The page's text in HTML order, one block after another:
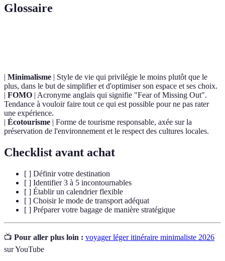
Glossaire
| Minimalisme | Style de vie qui privilégie le moins plutôt que le
plus, dans le but de simplifier et d'optimiser son espace et ses choix.
| FOMO | Acronyme anglais qui signifie "Fear of Missing Out".
Tendance à vouloir faire tout ce qui est possible pour ne pas rater
une expérience.
| Écotourisme | Forme de tourisme responsable, axée sur la
préservation de l'environnement et le respect des cultures locales.
Checklist avant achat
[ ] Définir votre destination
[ ] Identifier 3 à 5 incontournables
[ ] Établir un calendrier flexible
[ ] Choisir le mode de transport adéquat
[ ] Préparer votre bagage de manière stratégique
📺 Pour aller plus loin : voyager léger itinéraire minimaliste 2026
sur YouTube